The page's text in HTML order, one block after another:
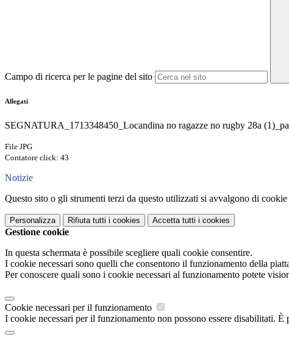
Campo di ricerca per le pagine del sito
Allegati
SEGNATURA_1713348450_Locandina no ragazze no rugby 28a
File JPG
Contatore click: 43
Notizie
Questo sito o gli strumenti terzi da questo utilizzati si avvalgono di
Personalizza Rifiuta tutti i cookies Accetta tutti i cookies
Gestione cookie
In questa schermata è possibile scegliere quali cookie consentire.
I cookie necessari sono quelli che consentono il funzionamento della
Per conoscere quali sono i cookie necessari al funzionamento potete
Cookie necessari per il funzionamento
I cookie necessari per il funzionamento non possono essere disabilitati.